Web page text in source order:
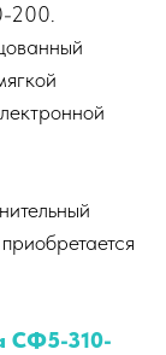
200.
СФ5-310-